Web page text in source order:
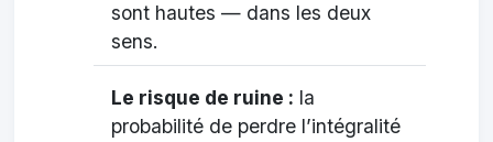
sont hautes — dans les deux
sens.
Le risque de ruine : la
probabilité de perdre l’intégralité